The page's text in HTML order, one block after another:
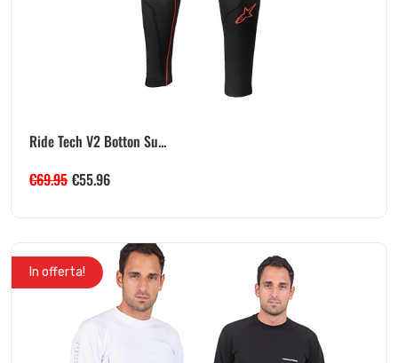
Ride Tech V2 Botton Su...
€69.95 €55.96
In offerta!